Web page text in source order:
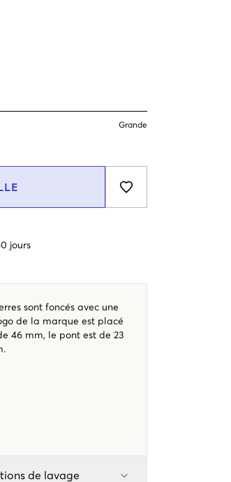
Grande
jours
sont foncés avec une
de la marque est placé
46 mm, le pont est de 23
de lavage